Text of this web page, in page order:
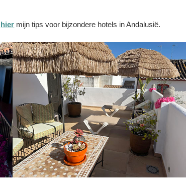
hier mijn tips voor bijzondere hotels in Andalusië.